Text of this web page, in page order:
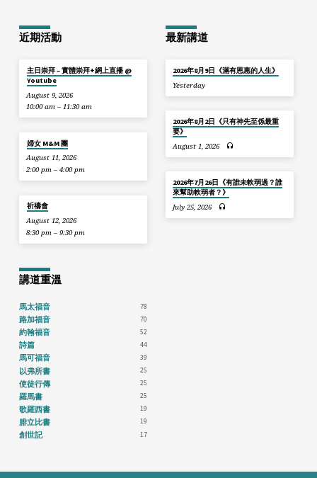
近期活動
主日崇拜 – 實體崇拜+網上直播 @
Youtube
August 9, 2026
10:00 am – 11:30 am
婦女 M&M 團
August 11, 2026
2:00 pm – 4:00 pm
祈禱會
August 12, 2026
8:30 pm – 9:30 pm
最新講道
2026年8月9日《滿有恩惠的人生》
Yesterday
2026年8月2日《只有神先至係最重
要》
August 1, 2026
2026年7月26日《有誰未軟弱過？誰
來幫助軟弱者？》
July 25, 2026
講道重溫
馬太福音 78
路加福音 70
約翰福音 52
詩篇 44
馬可福音 39
以弗所書 25
使徒行傳 25
羅馬書 25
歌羅西書 19
腓立比書 19
創世記 17